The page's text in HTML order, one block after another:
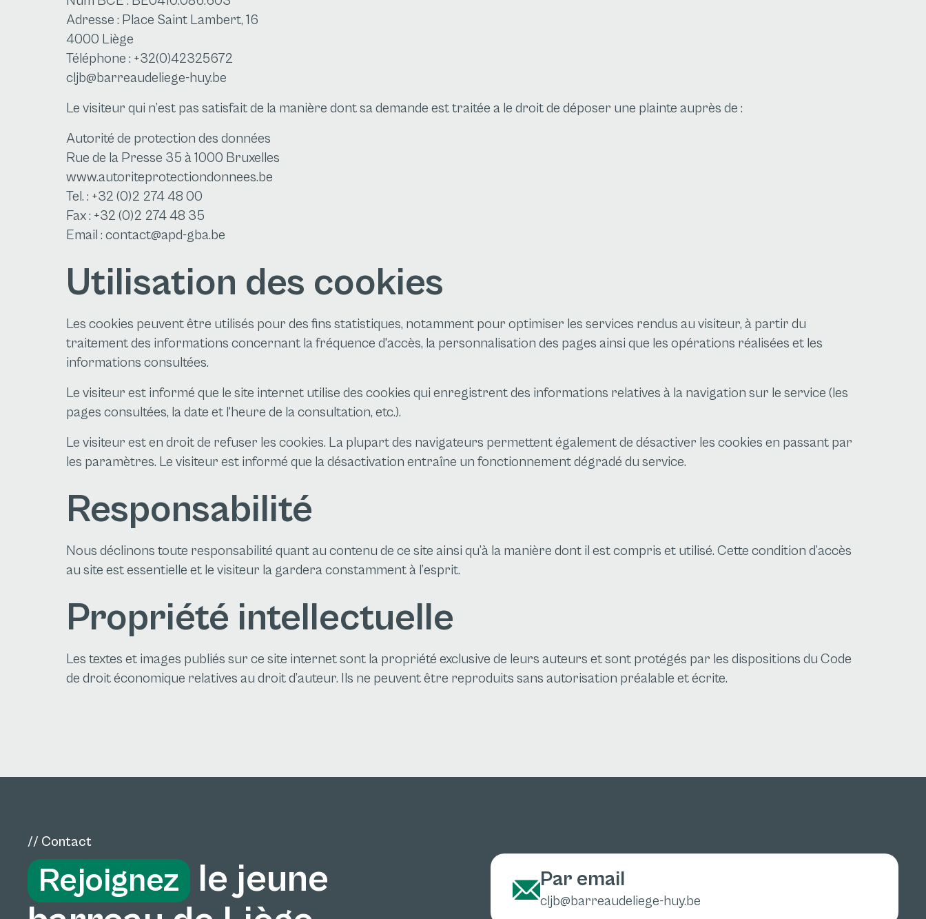
Adresse : Place Saint Lambert, 16
4000 Liège
Téléphone : +32(0)42325672
cljb@barreaudeliege-huy.be
Le visiteur qui n’est pas satisfait de la manière dont sa demande est traitée a le droit de déposer une plainte auprès de :
Autorité de protection des données
Rue de la Presse 35 à 1000 Bruxelles
www.autoriteprotectiondonnees.be
Tel. : +32 (0)2 274 48 00
Fax : +32 (0)2 274 48 35
Email : contact@apd-gba.be
Utilisation des cookies
Les cookies peuvent être utilisés pour des fins statistiques, notamment pour optimiser les services rendus au visiteur, à partir du
traitement des informations concernant la fréquence d'accès, la personnalisation des pages ainsi que les opérations réalisées et les
informations consultées.
Le visiteur est informé que le site internet utilise des cookies qui enregistrent des informations relatives à la navigation sur le service (les
pages consultées, la date et l'heure de la consultation, etc.).
Le visiteur est en droit de refuser les cookies. La plupart des navigateurs permettent également de désactiver les cookies en passant par
les paramètres. Le visiteur est informé que la désactivation entraîne un fonctionnement dégradé du service.
Responsabilité
Nous déclinons toute responsabilité quant au contenu de ce site ainsi qu’à la manière dont il est compris et utilisé. Cette condition d’accès
au site est essentielle et le visiteur la gardera constamment à l’esprit.
Propriété intellectuelle
Les textes et images publiés sur ce site internet sont la propriété exclusive de leurs auteurs et sont protégés par les dispositions du Code
de droit économique relatives au droit d’auteur. Ils ne peuvent être reproduits sans autorisation préalable et écrite.
// Contact
Rejoignez le jeune
Par email
cljb@barreaudeliege-huy.be